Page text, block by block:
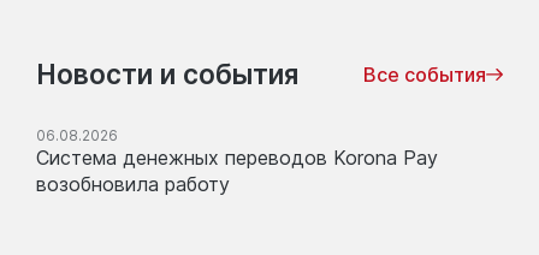
Новости и события Все события
06.08.2026
Система денежных переводов Korona Pay
возобновила работу